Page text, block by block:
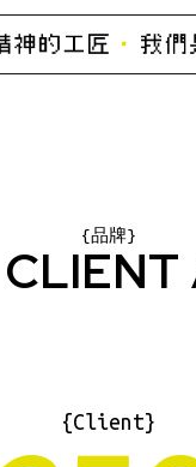
品牌客戶
CLIENT
{Client}